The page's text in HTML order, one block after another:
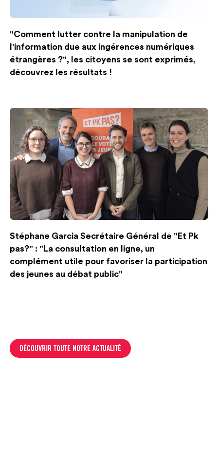
"Comment lutter contre la manipulation de
l'information due aux ingérences numériques
étrangères ?", les citoyens se sont exprimés,
découvrez les résultats !
Stéphane Garcia Secrétaire Général de "Et Pk
pas?" : "La consultation en ligne, un
complément utile pour favoriser la participation
des jeunes au débat public"
DÉCOUVRIR TOUTE NOTRE ACTUALITÉ